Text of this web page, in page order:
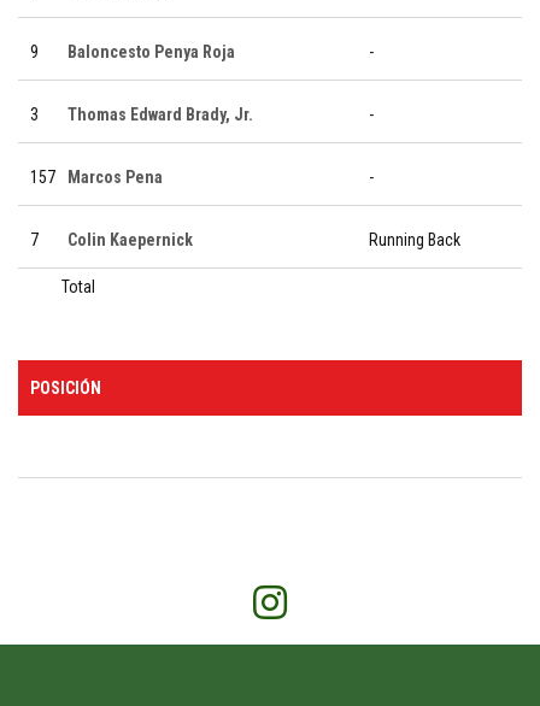
9 Baloncesto Penya Roja -
3 Thomas Edward Brady, Jr. -
157 Marcos Pena -
7 Colin Kaepernick Running Back
Total
POSICIÓN